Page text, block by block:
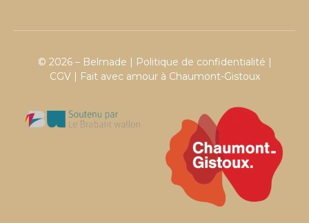
© 2026 – Belmade | Politique de confidentialité |
CGV| Fait avec amour à Chaumont-Gistoux